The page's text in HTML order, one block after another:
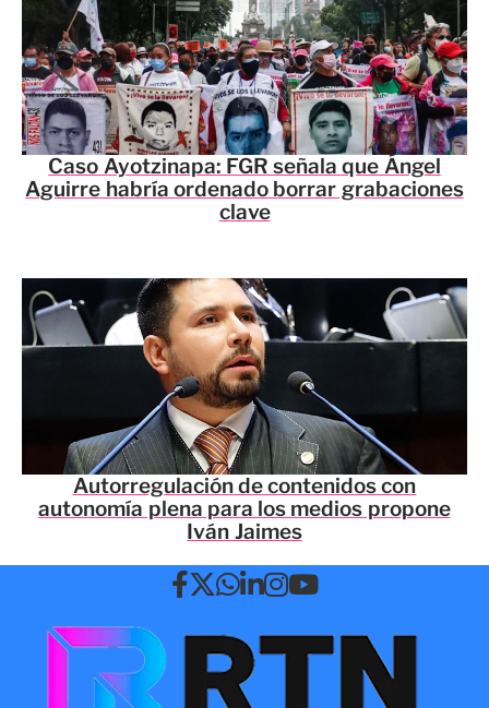
Caso Ayotzinapa: FGR señala que Ángel
Aguirre habría ordenado borrar grabaciones
clave
Autorregulación de contenidos con
autonomía plena para los medios propone
Iván Jaimes